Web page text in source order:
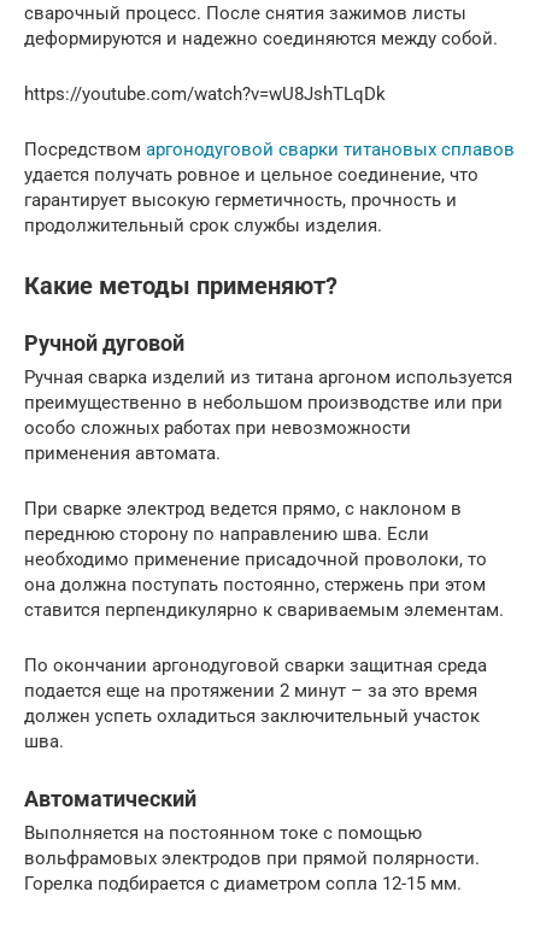
сварочный процесс. После снятия зажимов листы
деформируются и надежно соединяются между собой.
https://youtube.com/watch?v=wU8JshTLqDk
Посредством аргонодуговой сварки титановых сплавов
удается получать ровное и цельное соединение, что
гарантирует высокую герметичность, прочность и
продолжительный срок службы изделия.
Какие методы применяют?
Ручной дуговой
Ручная сварка изделий из титана аргоном используется
преимущественно в небольшом производстве или при
особо сложных работах при невозможности
применения автомата.
При сварке электрод ведется прямо, с наклоном в
переднюю сторону по направлению шва. Если
необходимо применение присадочной проволоки, то
она должна поступать постоянно, стержень при этом
ставится перпендикулярно к свариваемым элементам.
По окончании аргонодуговой сварки защитная среда
подается еще на протяжении 2 минут – за это время
должен успеть охладиться заключительный участок
шва.
Автоматический
Выполняется на постоянном токе с помощью
вольфрамовых электродов при прямой полярности.
Горелка подбирается с диаметром сопла 12-15 мм.